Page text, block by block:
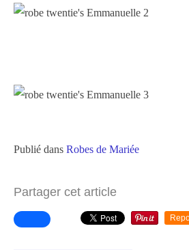
Publié dans Robes de Mariée
Partager cet article